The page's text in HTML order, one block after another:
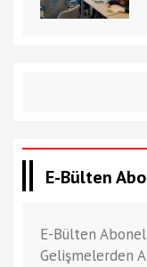
E-Bülten
E-Bülten
Gelişmelerden